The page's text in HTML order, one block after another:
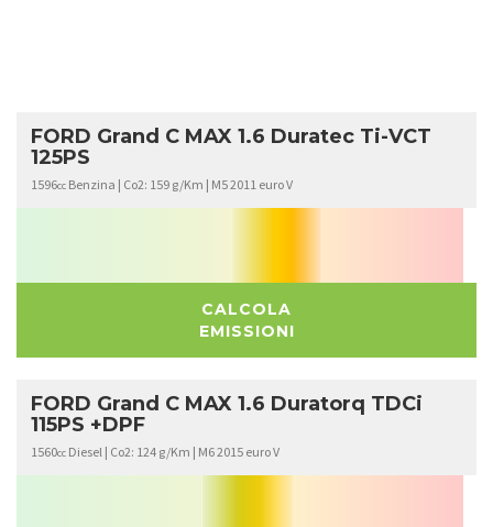
FORD Grand C MAX 1.6 Duratec Ti-VCT
125PS
1596cc Benzina | Co2: 159 g/Km | M5 2011 euro V
CALCOLA
EMISSIONI
FORD Grand C MAX 1.6 Duratorq TDCi
115PS +DPF
1560cc Diesel | Co2: 124 g/Km | M6 2015 euro V